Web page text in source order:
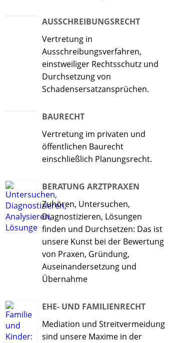
AUSSCHREIBUNGSRECHT
Vertretung in
Ausschreibungsverfahren,
einstweiliger Rechtsschutz und
Durchsetzung von
Schadensersatzansprüchen.
BAURECHT
Vertretung im privaten und
öffentlichen Baurecht
einschließlich Planungsrecht.
BERATUNG ARZTPRAXEN
Zuhören, Untersuchen,
Diagnostizieren, Lösungen
finden und Durchsetzen: Das ist
unsere Kunst bei der Bewertung
von Praxen, Gründung,
Auseinandersetzung und
Übernahme
EHE- UND FAMILIENRECHT
Mediation und Streitvermeidung
sind unsere Maxime in der